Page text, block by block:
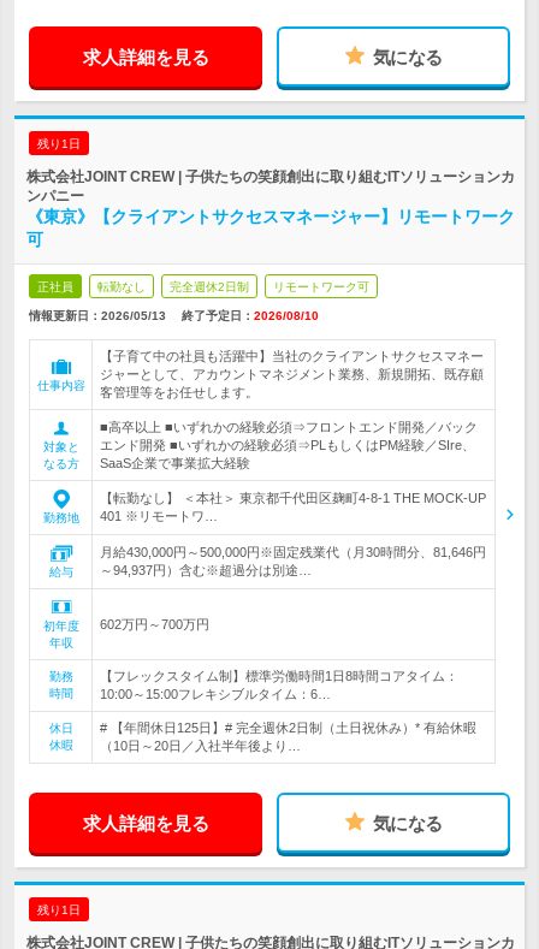
求人詳細を見る 気になる
残り1日
株式会社JOINT CREW | 子供たちの笑顔創出に取り組むITソリューションカ
ンパニー
《東京》【クライアントサクセスマネージャー】リモートワーク
可
正社員 転勤なし 完全週休2日制 リモートワーク可
情報更新日：2026/05/13 終了予定日： 2026/08/10
仕事内容
【子育て中の社員も活躍中】当社のクライアントサクセスマネー
ジャーとして、アカウントマネジメント業務、新規開拓、既存顧
客管理等をお任せします。
対象と
なる方
■高卒以上 ■いずれかの経験必須⇒フロントエンド開発／バック
エンド開発 ■いずれかの経験必須⇒PLもしくはPM経験／SIre、
SaaS企業で事業拡大経験
勤務地
【転勤なし】 ＜本社＞ 東京都千代田区麹町4-8-1 THE MOCK-UP
401 ※リモートワ…
給与
月給430,000円～500,000円※固定残業代（月30時間分、81,646円
～94,937円）含む※超過分は別途…
初年度
年収
602万円～700万円
勤務
時間
【フレックスタイム制】標準労働時間1日8時間コアタイム：
10:00～15:00フレキシブルタイム：6…
休日
休暇
# 【年間休日125日】# 完全週休2日制（土日祝休み）* 有給休暇
（10日～20日／入社半年後より…
求人詳細を見る 気になる
残り1日
株式会社JOINT CREW | 子供たちの笑顔創出に取り組むITソリューションカ